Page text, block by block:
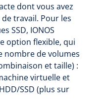
dont vous avez
travail. Pour les
SSD, IONOS
option flexible, qui
nombre de volumes
et taille) :
virtuelle et
SSD (plus sur